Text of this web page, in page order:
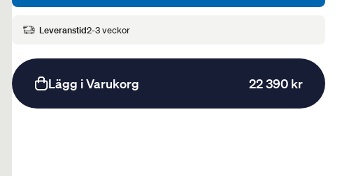
Leveranstid2-3 veckor
Lägg i Varukorg 22 390 kr